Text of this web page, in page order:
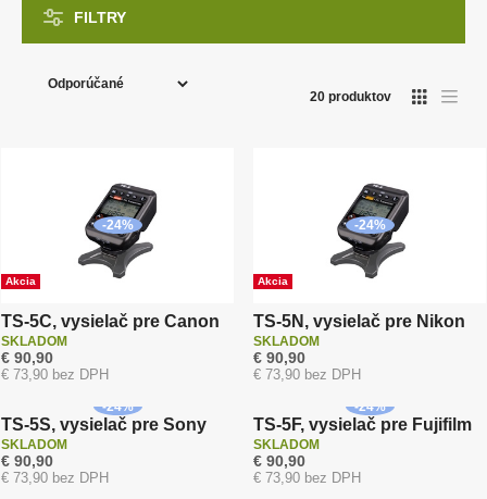
vysokorýchlostnú synchronizáciu HSS
Ak si s výberom správneho odpaľovača, alebo jeho
kompatibilitou neviete rady, kontaktujte našich
špecialistov
FILTRY
o
d
u
k
o
v
20produktov
-24%
Akcia
TS-5C, vysielač pre Canon
€ 90,90
€ 73,90 bez DPH
SKLADOM
-24%
Akcia
TS-5N, vysielač pre Nikon
€ 90,90
€ 73,90 bez DPH
SKLADOM
-24%
Akcia
TS-5S, vysielač pre Sony
€ 90,90
€ 73,90 bez DPH
SKLADOM
-24%
Akcia
TS-5F, vysielač pre Fujifilm
€ 90,90
€ 73,90 bez DPH
SKLADOM